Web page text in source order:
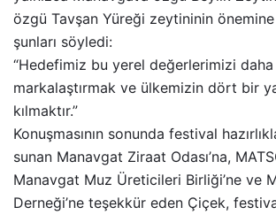
özgü Tavşan Yüreği zeytininin
şunları söyledi:
“Hedefimiz bu yerel değerlerimizi
markalaştırmak ve ülkemizin dört bir
kılmaktır.”
Konuşmasının sonunda festival
sunan Manavgat Ziraat Odası’na,
Manavgat Muz Üreticileri Birliği’ne ve
Derneği’ne teşekkür eden Çiçek,